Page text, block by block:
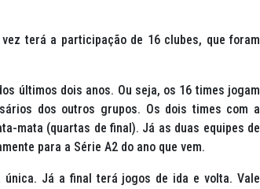
terá a participação de 16 clubes, que foram
últimos dois anos. Ou seja, os 16 times jogam
dos outros grupos. Os dois times com a
mata (quartas de final). Já as duas equipes de
para a Série A2 do ano que vem.
Já a final terá jogos de ida e volta. Vale